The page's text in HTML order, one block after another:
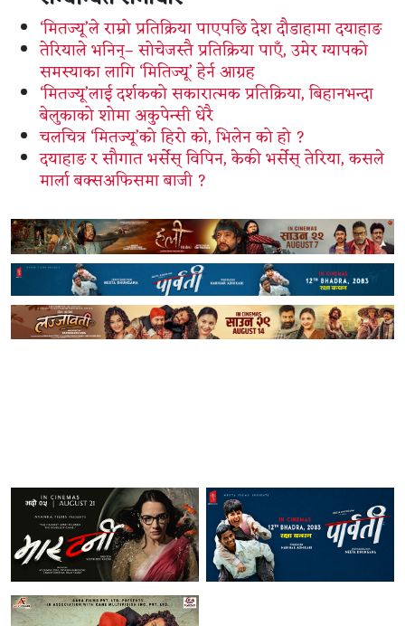
‘मितज्यू’ले राम्रो प्रतिक्रिया पाएपछि देश दौडाहामा दयाहाङ
तेरियाले भनिन्– सोचेजस्तै प्रतिक्रिया पाएँ, उमेर ग्यापको
समस्याका लागि ‘मितिज्यू’ हेर्न आग्रह
‘मितज्यू’लाई दर्शकको सकारात्मक प्रतिक्रिया, बिहानभन्दा
बेलुकाको शोमा अकुपेन्सी धेरै
चलचित्र ‘मितज्यू’को हिरो को, भिलेन को हो ?
दयाहाङ र सौगात भर्सेस् विपिन, केकी भर्सेस् तेरिया, कसले
मार्ला बक्सअफिसमा बाजी ?